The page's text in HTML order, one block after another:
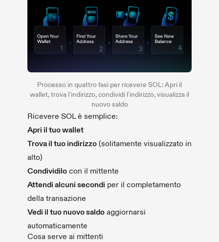
Processo in quattro fasi per ricevere SOL: Apri il
wallet, trova l'indirizzo, condividi l'indirizzo, visualizza il
nuovo saldo
Ricevere SOL è semplice:
Apri il tuo wallet
Trova il tuo indirizzo (solitamente visualizzato in
alto)
Condividilo con il mittente
Attendi alcuni secondi per il completamento
della transazione
Vedi il tuo nuovo saldo aggiornarsi
automaticamente
Cosa serve ai mittenti